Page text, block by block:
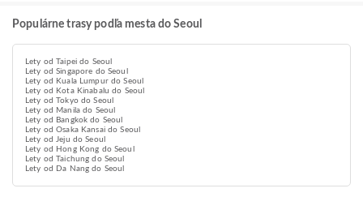
Populárne trasy podľa mesta do Seoul
Lety od Taipei do Seoul
Lety od Singapore do Seoul
Lety od Kuala Lumpur do Seoul
Lety od Kota Kinabalu do Seoul
Lety od Tokyo do Seoul
Lety od Manila do Seoul
Lety od Bangkok do Seoul
Lety od Osaka Kansai do Seoul
Lety od Jeju do Seoul
Lety od Hong Kong do Seoul
Lety od Taichung do Seoul
Lety od Da Nang do Seoul